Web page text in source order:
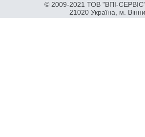
© 2009-2021 ТОВ "ВПІ-
21020 Україна, м.